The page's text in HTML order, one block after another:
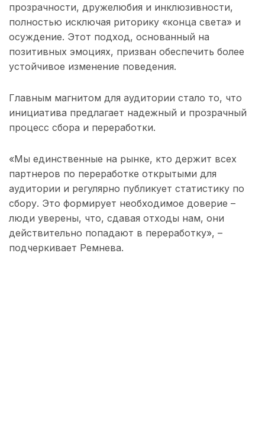
прозрачности, дружелюбия и инклюзивности,
полностью исключая риторику «конца света» и
осуждение. Этот подход, основанный на
позитивных эмоциях, призван обеспечить более
устойчивое изменение поведения.
Главным магнитом для аудитории стало то, что
инициатива предлагает надежный и прозрачный
процесс сбора и переработки.
«Мы единственные на рынке, кто держит всех
партнеров по переработке открытыми для
аудитории и регулярно публикует статистику по
сбору. Это формирует необходимое доверие –
люди уверены, что, сдавая отходы нам, они
действительно попадают в переработку», –
подчеркивает Ремнева.